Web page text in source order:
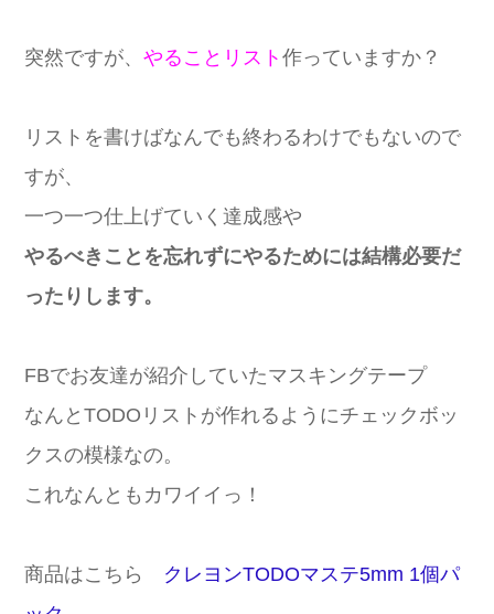
突然ですが、 やることリスト 作っていますか？
リストを書けばなんでも終わるわけでもないので
すが、
一つ一つ仕上げていく達成感や
やるべきことを忘れずにやるためには結構必要だ
ったりします。
FBでお友達が紹介していたマスキングテープ
なんとTODOリストが作れるようにチェックボッ
クスの模様なの。
これなんともカワイイっ！
商品はこちら クレヨンTODOマステ5mm 1個パ